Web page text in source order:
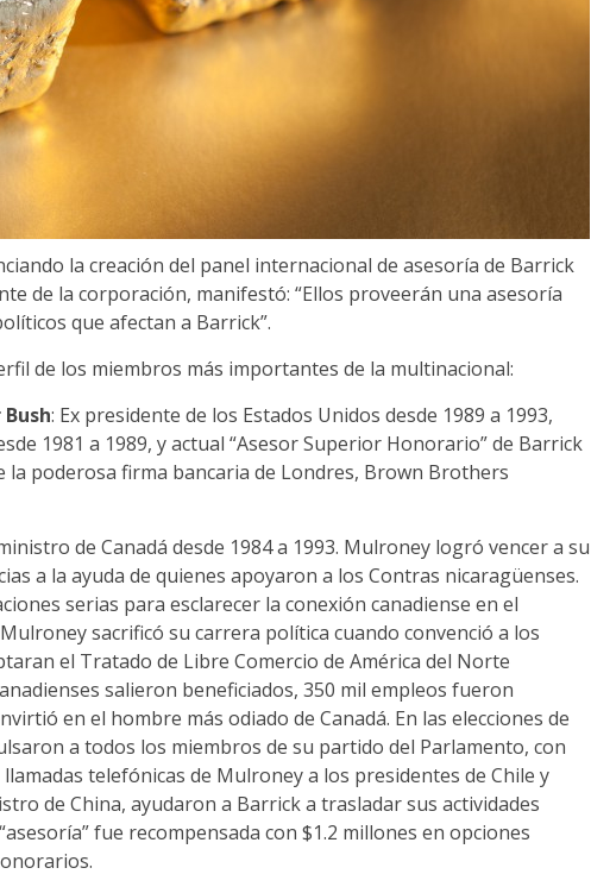
la creación del panel internacional de asesoría de Barrick
de la corporación, manifestó: “Ellos proveerán una asesoría
que afectan a Barrick”.
de los miembros más importantes de la multinacional:
: Ex presidente de los Estados Unidos desde 1989 a 1993,
1981 a 1989, y actual “Asesor Superior Honorario” de Barrick
la poderosa firma bancaria de Londres, Brown Brothers
de Canadá desde 1984 a 1993. Mulroney logró vencer a su
a la ayuda de quienes apoyaron a los Contras nicaragüenses.
serias para esclarecer la conexión canadiense en el
sacrificó su carrera política cuando convenció a los
el Tratado de Libre Comercio de América del Norte
salieron beneficiados, 350 mil empleos fueron
en el hombre más odiado de Canadá. En las elecciones de
a todos los miembros de su partido del Parlamento, con
llamadas telefónicas de Mulroney a los presidentes de Chile y
de China, ayudaron a Barrick a trasladar sus actividades
fue recompensada con $1.2 millones en opciones